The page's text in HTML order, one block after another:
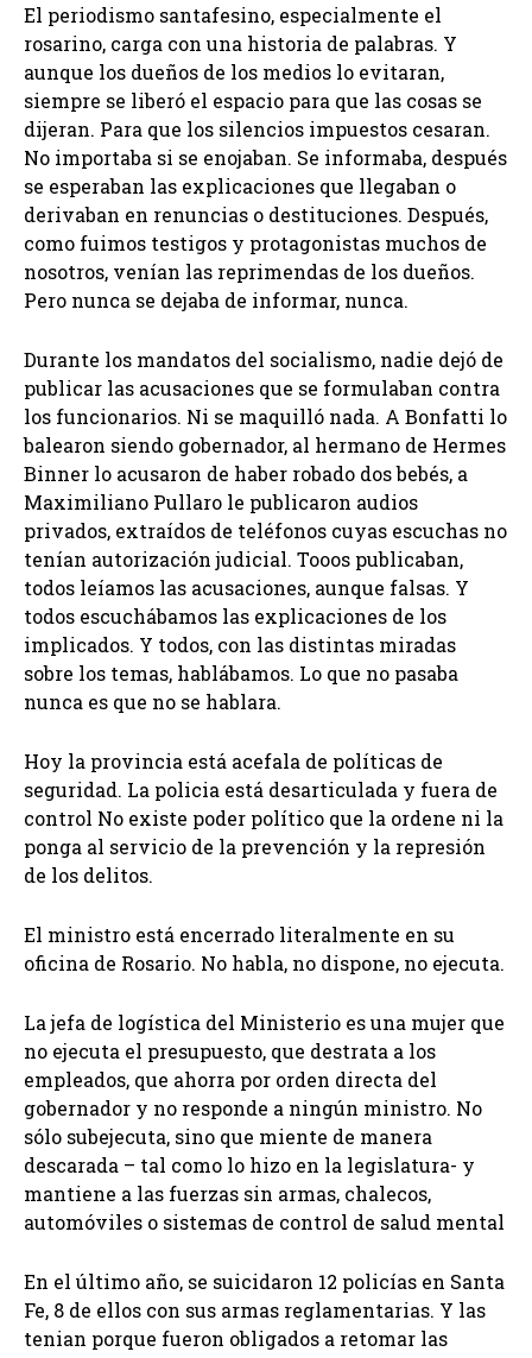
El periodismo santafesino, especialmente el
rosarino, carga con una historia de palabras. Y
aunque los dueños de los medios lo evitaran,
siempre se liberó el espacio para que las cosas se
dijeran. Para que los silencios impuestos cesaran.
No importaba si se enojaban. Se informaba, después
se esperaban las explicaciones que llegaban o
derivaban en renuncias o destituciones. Después,
como fuimos testigos y protagonistas muchos de
nosotros, venían las reprimendas de los dueños.
Pero nunca se dejaba de informar, nunca.
Durante los mandatos del socialismo, nadie dejó de
publicar las acusaciones que se formulaban contra
los funcionarios. Ni se maquilló nada. A Bonfatti lo
balearon siendo gobernador, al hermano de Hermes
Binner lo acusaron de haber robado dos bebés, a
Maximiliano Pullaro le publicaron audios
privados, extraídos de teléfonos cuyas escuchas no
tenían autorización judicial. Tooos publicaban,
todos leíamos las acusaciones, aunque falsas. Y
todos escuchábamos las explicaciones de los
implicados. Y todos, con las distintas miradas
sobre los temas, hablábamos. Lo que no pasaba
nunca es que no se hablara.
Hoy la provincia está acefala de políticas de
seguridad. La policia está desarticulada y fuera de
control No existe poder político que la ordene ni la
ponga al servicio de la prevención y la represión
de los delitos.
El ministro está encerrado literalmente en su
oficina de Rosario. No habla, no dispone, no ejecuta.
La jefa de logística del Ministerio es una mujer que
no ejecuta el presupuesto, que destrata a los
empleados, que ahorra por orden directa del
gobernador y no responde a ningún ministro. No
sólo subejecuta, sino que miente de manera
descarada – tal como lo hizo en la legislatura- y
mantiene a las fuerzas sin armas, chalecos,
automóviles o sistemas de control de salud mental
En el último año, se suicidaron 12 policías en Santa
Fe, 8 de ellos con sus armas reglamentarias. Y las
tenian porque fueron obligados a retomar las